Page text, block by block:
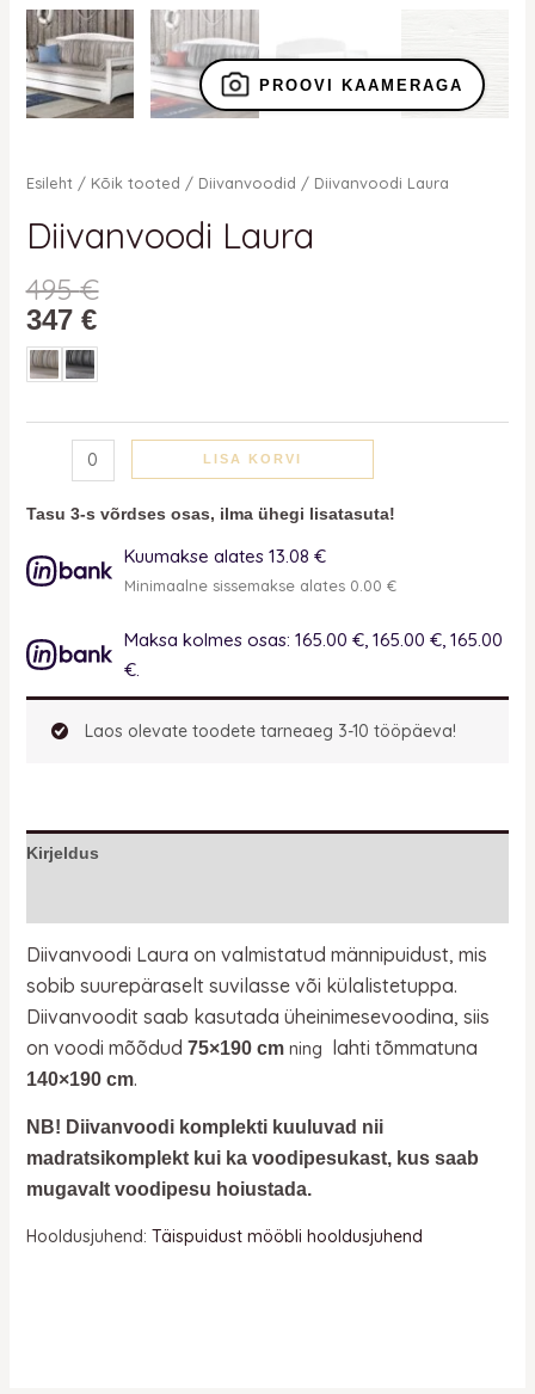
PROOVI KAAMERAGA
Esileht/ Kõik tooted / Diivanvoodid / Diivanvoodi Laura
Diivanvoodi Laura
495€
347 €
LISA KORVI
Tasu 3-s võrdses osas, ilma ühegi lisatasuta!
Kuumakse alates 13.08 €
Minimaalne sissemakse alates 0.00 €
Maksa kolmes osas: 165.00 €, 165.00 €, 165.00
€.
Laos olevate toodete tarneaeg 3-10 tööpäeva!
Kirjeldus
Diivanvoodi Laura on valmistatud männipuidust, mis
sobib suurepäraselt suvilasse või külalistetuppa.
Diivanvoodit saab kasutada üheinimesevoodina, siis
on voodi mõõdud 75×190 cmning lahti tõmmatuna
140×190 cm.
NB! Diivanvoodi komplekti kuuluvad nii
madratsikomplekt kui ka voodipesukast, kus saab
mugavalt voodipesu hoiustada.
Hooldusjuhend: Täispuidust mööbli hooldusjuhend